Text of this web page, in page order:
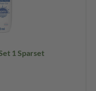
1 Sparset